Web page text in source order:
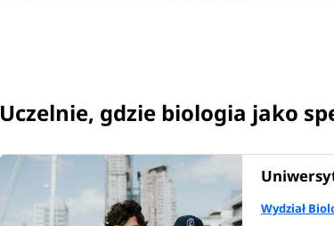
Uczelnie, gdzie biologia jako
Wydział